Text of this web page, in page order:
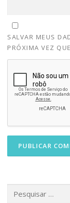
SALVAR MEUS
PRÓXIMA VEZ
por: